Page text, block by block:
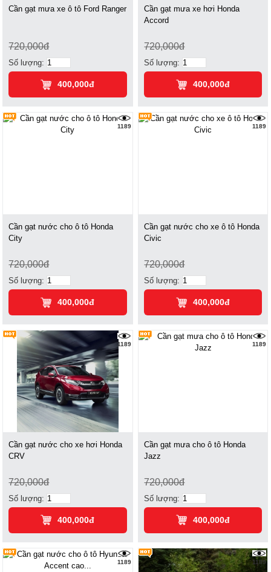
Cần gạt mưa xe ô tô Ford Ranger
720,000đ
Số lượng:
400,000đ
Cần gạt mưa xe hơi Honda
Accord
720,000đ
Số lượng:
400,000đ
1189
Cần gạt nước cho ô tô Honda
City
720,000đ
Số lượng:
400,000đ
1189
Cần gạt nước cho xe ô tô Honda
Civic
720,000đ
Số lượng:
400,000đ
1189
Cần gạt nước cho xe hơi Honda
CRV
720,000đ
Số lượng:
400,000đ
1189
Cần gạt mưa cho ô tô Honda
Jazz
720,000đ
Số lượng:
400,000đ
1189 1189